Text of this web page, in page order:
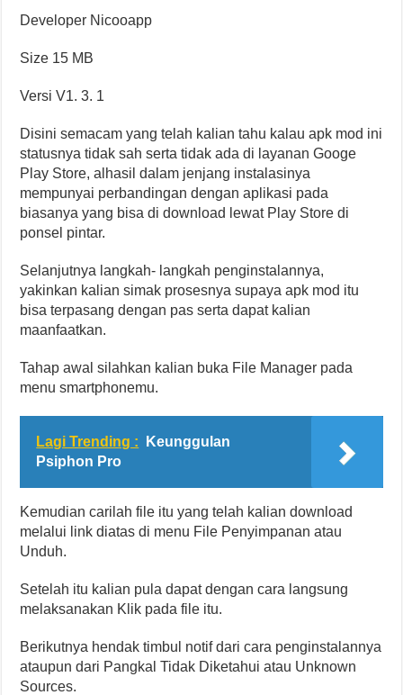
Developer Nicooapp
Size 15 MB
Versi V1. 3. 1
Disini semacam yang telah kalian tahu kalau apk mod ini
statusnya tidak sah serta tidak ada di layanan Googe
Play Store, alhasil dalam jenjang instalasinya
mempunyai perbandingan dengan aplikasi pada
biasanya yang bisa di download lewat Play Store di
ponsel pintar.
Selanjutnya langkah- langkah penginstalannya,
yakinkan kalian simak prosesnya supaya apk mod itu
bisa terpasang dengan pas serta dapat kalian
maanfaatkan.
Tahap awal silahkan kalian buka File Manager pada
menu smartphonemu.
Lagi Trending :
Keunggulan
Psiphon Pro
Kemudian carilah file itu yang telah kalian download
melalui link diatas di menu File Penyimpanan atau
Unduh.
Setelah itu kalian pula dapat dengan cara langsung
melaksanakan Klik pada file itu.
Berikutnya hendak timbul notif dari cara penginstalannya
ataupun dari Pangkal Tidak Diketahui atau Unknown
Sources.